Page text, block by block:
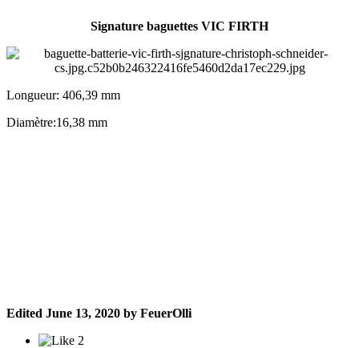
Signature baguettes VIC FIRTH
Longueur: 406,39 mm
Diamètre:16,38 mm
Edited June 13, 2020 by FeuerOlli
2